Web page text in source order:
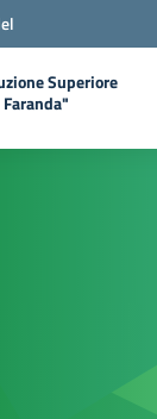
Superiore